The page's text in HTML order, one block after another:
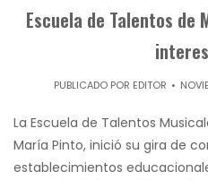
Escuela de Talentos
PUBLICADO POR EDITOR
La Escuela de Talentos
María Pinto, inició su gira de
establecimientos